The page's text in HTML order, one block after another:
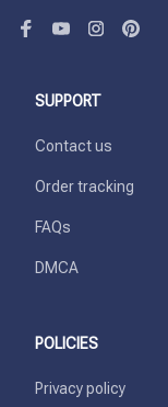
SUPPORT
Contact us
Order tracking
FAQs
DMCA
POLICIES
Privacy policy